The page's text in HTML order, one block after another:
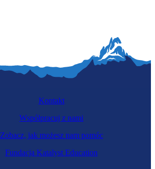
Kontakt
Współpracuj z nami
Zobacz, jak możesz nam pomóc
Fundacja Katalyst Education